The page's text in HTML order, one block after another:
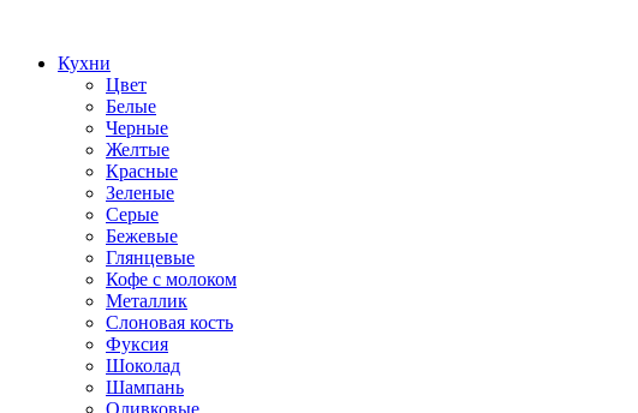
Кухни
Цвет
Белые
Черные
Желтые
Красные
Зеленые
Серые
Бежевые
Глянцевые
Кофе с молоком
Металлик
Слоновая кость
Фуксия
Шоколад
Шампань
Оливковые